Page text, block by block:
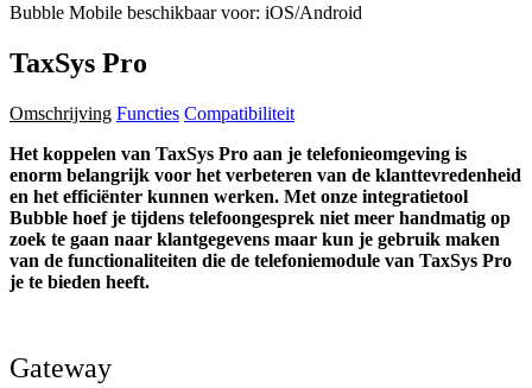
Bubble Mobile beschikbaar voor: iOS/Android
TaxSys Pro
Omschrijving Functies Compatibiliteit
Het koppelen van TaxSys Pro aan je telefonieomgeving is
enorm belangrijk voor het verbeteren van de klanttevredenheid
en het efficiënter kunnen werken. Met onze integratietool
Bubble hoef je tijdens telefoongesprek niet meer handmatig op
zoek te gaan naar klantgegevens maar kun je gebruik maken
van de functionaliteiten die de telefoniemodule van TaxSys Pro
je te bieden heeft.
Gateway